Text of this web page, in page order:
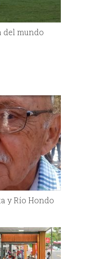
del mundo
y Río Hondo